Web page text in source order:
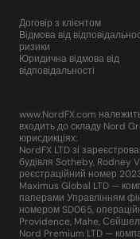
Договір з клієнтом
Відмова від
ризики
Юридична відмова від
відповідальності
www.NordFX.com
входить до складу Nord
юрисдикціях:
NordFX LTD зі
будівля Sotheby, Rodney
реєстраційний номер
Maximus Global LTD —
паперами Управлінням
номером SD065,
Providence, Mahe,
Nord Premium LTD —